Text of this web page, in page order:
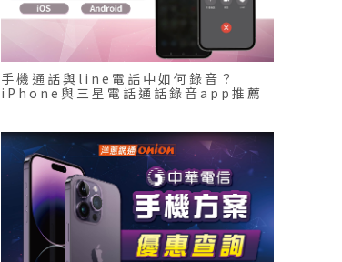
手機通話與line電話中如何錄音？
iPhone與三星電話通話錄音app推薦